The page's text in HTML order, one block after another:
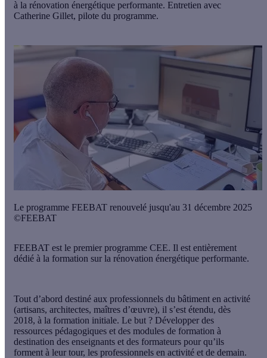
à la rénovation énergétique performante. Entretien avec
Catherine Gillet, pilote du programme.
Le programme FEEBAT renouvelé jusqu'au 31 décembre 2025
©FEEBAT
FEEBAT est le premier programme CEE. Il est entièrement
dédié à la formation sur la rénovation énergétique performante.
Tout d’abord destiné aux professionnels du bâtiment en activité
(artisans, architectes, maîtres d’œuvre), il s’est étendu, dès
2018, à la formation initiale. Le but ? Développer des
ressources pédagogiques et des modules de formation à
destination des enseignants et des formateurs pour qu’ils
forment à leur tour, les professionnels en activité et de demain.